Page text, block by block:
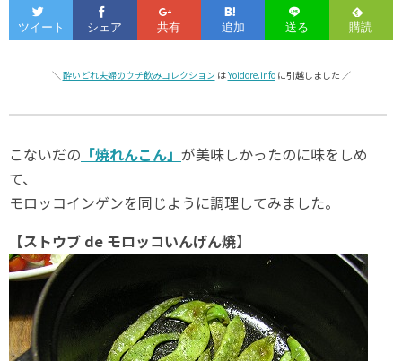
＼ 酔いどれ夫婦のウチ飲みコレクション はYoidore.infoに引越しました ／
こないだの 「焼れんこん」 が美味しかったのに味をしめ
て、
モロッコインゲンを同じように調理してみました。
【ストウブ de モロッコいんげん焼】